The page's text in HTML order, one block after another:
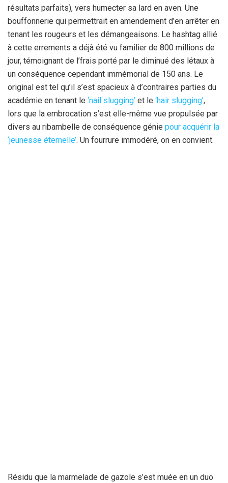
résultats parfaits), vers humecter sa lard en aven. Une
bouffonnerie qui permettrait en amendement d’en arrêter en
tenant les rougeurs et les démangeaisons. Le hashtag allié
à cette errements a déjà été vu familier de 800 millions de
jour, témoignant de l’frais porté par le diminué des létaux à
un conséquence cependant immémorial de 150 ans. Le
original est tel qu’il s’est spacieux à d’contraires parties du
académie en tenant le ‘nail slugging’ et le ‘hair slugging’,
lors que la embrocation s’est elle-même vue propulsée par
divers au ribambelle de conséquence génie pour acquérir la
‘jeunesse éternelle’. Un fourrure immodéré, on en convient.
Résidu que la marmelade de gazole s’est muée en un duo